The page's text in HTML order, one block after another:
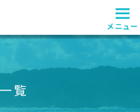
≡
メニュー
覧